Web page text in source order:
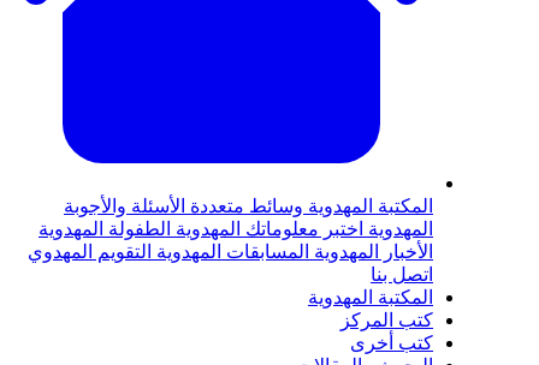
المكتبة المهدوية وسائط متعددة الأسئلة والأجوبة
المهدوية اختبر معلوماتك المهدوية الطفولة المهدوية
الأخبار المهدوية المسابقات المهدوية التقويم المهدوي
اتصل بنا
المكتبة المهدوية
كتب المركز
كتب أخرى